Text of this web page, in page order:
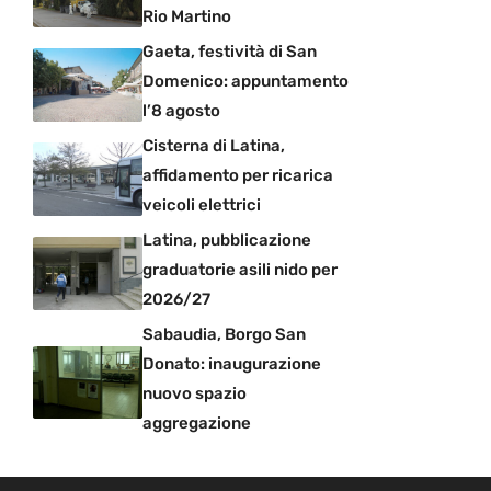
Rio Martino
Gaeta, festività di San
Domenico: appuntamento
l’8 agosto
Cisterna di Latina,
affidamento per ricarica
veicoli elettrici
Latina, pubblicazione
graduatorie asili nido per
2026/27
Sabaudia, Borgo San
Donato: inaugurazione
nuovo spazio
aggregazione